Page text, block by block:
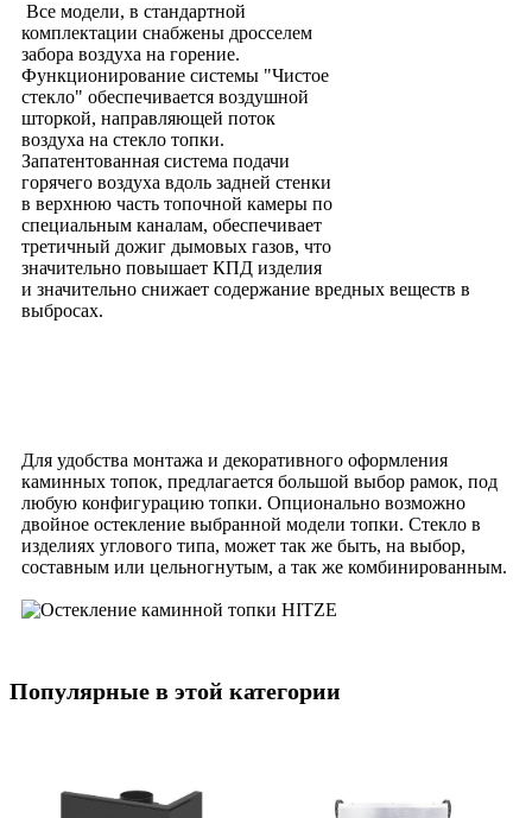
Все модели, в стандартной
комплектации снабжены дросселем
забора воздуха на горение.
Функционирование системы "Чистое
стекло" обеспечивается воздушной
шторкой, направляющей поток
воздуха на стекло топки.
Запатентованная система подачи
горячего воздуха вдоль задней стенки
в верхнюю часть топочной камеры по
специальным каналам, обеспечивает
третичный дожиг дымовых газов, что
значительно повышает КПД изделия
и значительно снижает содержание вредных веществ в
выбросах.
Для удобства монтажа и декоративного оформления
каминных топок, предлагается большой выбор рамок, под
любую конфигурацию топки. Опционально возможно
двойное остекление выбранной модели топки. Стекло в
изделиях углового типа, может так же быть, на выбор,
составным или цельногнутым, а так же комбинированным.
Популярные в этой категории